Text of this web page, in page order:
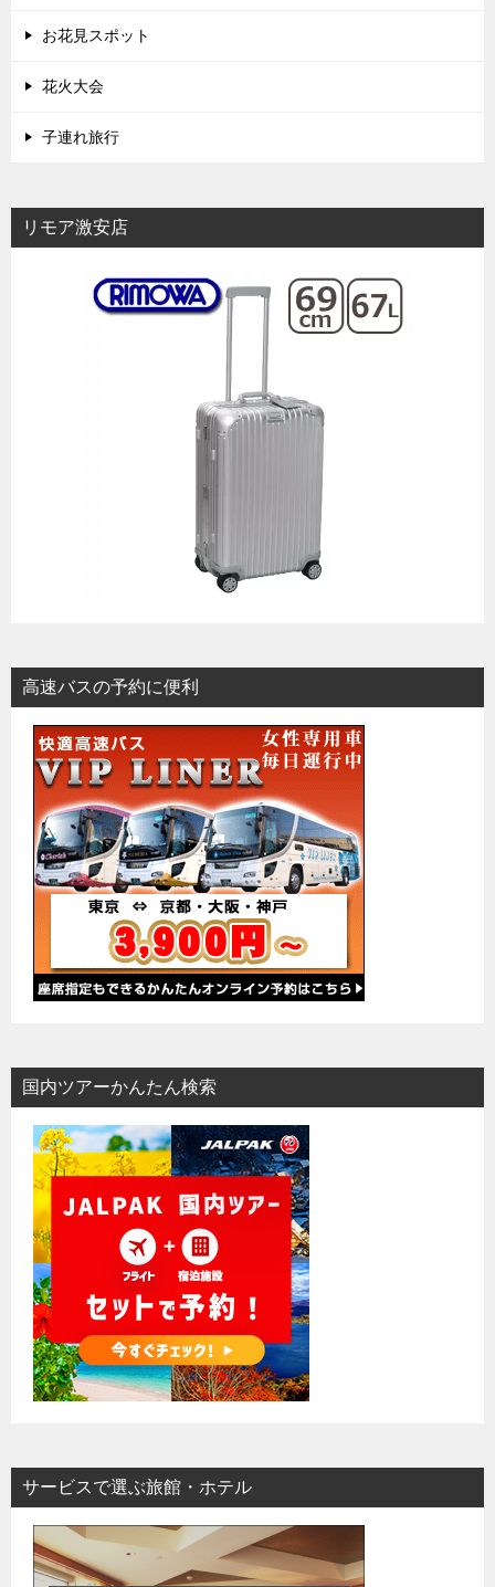
お花見スポット
花火大会
子連れ旅行
リモア激安店
高速バスの予約に便利
国内ツアーかんたん検索
サービスで選ぶ旅館・ホテル